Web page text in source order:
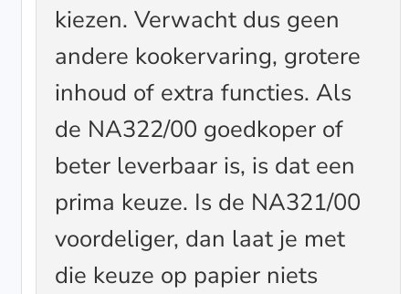
kiezen. Verwacht dus geen
andere kookervaring, grotere
inhoud of extra functies. Als
de NA322/00 goedkoper of
beter leverbaar is, is dat een
prima keuze. Is de NA321/00
voordeliger, dan laat je met
die keuze op papier niets